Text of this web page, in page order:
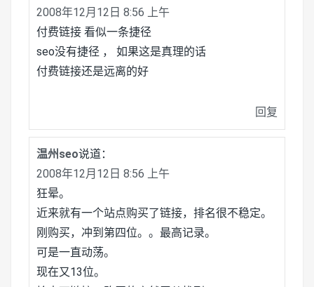
2008年12月12日 8:56 上午
付费链接 看似一条捷径
seo没有捷径 ， 如果这是真理的话
付费链接还是远离的好
回复
温州seo说道：
2008年12月12日 8:56 上午
狂晕。
近来就有一个站点购买了链接，排名很不稳定。
刚购买，冲到第四位。。最高记录。
可是一直动荡。
现在又13位。